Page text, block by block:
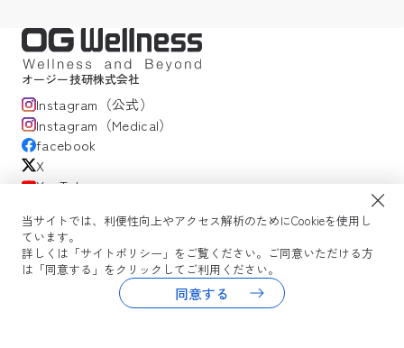
当サイトでは、利便性向上やアクセス解析のためにCookieを使用し
ています。
詳しくは「サイトポリシー」をご覧ください。ご同意いただける方
は「同意する」をクリックしてご利用ください。
同意する
オージー技研株式会社
Instagram（公式）
Instagram（Medical）
facebook
X
YouTube
サイトポリシー
WEBセミナー利用規約 コミュニティガイドライン
サイトマップ
よくある質問
Copyright © 2026 OG Wellness Co., Ltd. All rights reserved.